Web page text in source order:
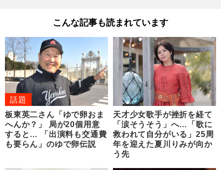
こんな記事も読まれています
話題
板東英二さん「ゆで卵おま
へんか？」 局が20個用意
すると… 「出演料も交通費
も要らん」のゆで卵伝説
天才少女歌手が挫折を経て
「涙そうそう」へ…「歌に
救われて自分がいる」25周
年を迎えた夏川りみが向か
う先